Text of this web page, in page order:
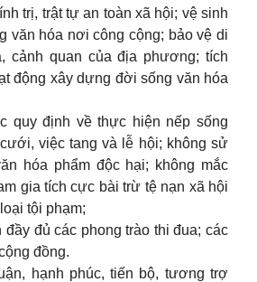
trị, trật tự an toàn xã hội; vệ sinh
văn hóa nơi công cộng; bảo vệ di
cảnh quan của địa phương; tích
động xây dựng đời sống văn hóa
quy định về thực hiện nếp sống
việc tang và lễ hội; không sử
hóa phẩm độc hại; không mắc
gia tích cực bài trừ tệ nạn xã hội
tội phạm;
đủ các phong trào thi đua; các
đồng.
hạnh phúc, tiến bộ, tương trợ